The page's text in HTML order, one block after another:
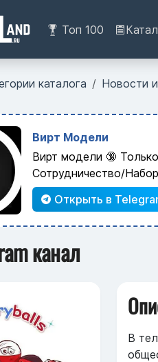
Топ 100
каталога Новости
Вирт Модели
Вирт модели 🔞
Сотрудничество/
Открыть в
канал
В